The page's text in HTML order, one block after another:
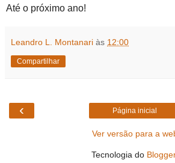
Até o próximo ano!
Leandro L. Montanari às 12:00
Compartilhar
‹ Página inicial
Ver versão para a
Tecnologia do Blogger